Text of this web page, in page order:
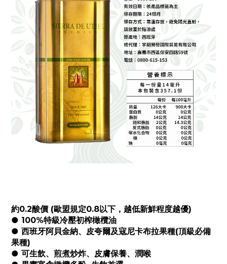
約0.2酸價 (歐盟規定0.8以下，越低新鮮程度越優)
● 100%特級冷壓初榨橄欖油
● 西班牙阿貝金納、皮夸爾及寇尼卡布拉果種(頂級必備
果種)
● 可生飲、煎煮炒炸、皮膚保養、潤喉